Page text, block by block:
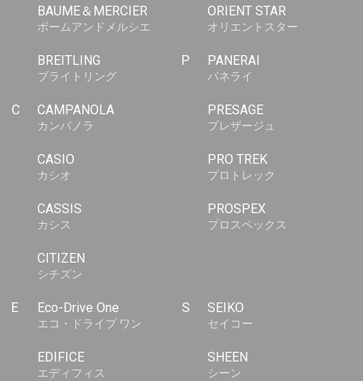
BAUME＆MERCIER
ボームアンドメルシエ
BREITLING
ブライトリング
C CAMPANOLA
カンパノラ
CASIO
カシオ
CASSIS
カシス
CITIZEN
シチズン
E Eco-Drive One
エコ・ドライブ ワン
EDIFICE
エディフィス
ORIENT STAR
オリエントスター
P PANERAI
パネライ
PRESAGE
プレザージュ
PRO TREK
プロトレック
PROSPEX
プロスペックス
S SEIKO
セイコー
SHEEN
シーン